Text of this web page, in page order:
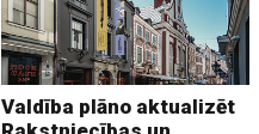
Valdība plāno aktualizēt